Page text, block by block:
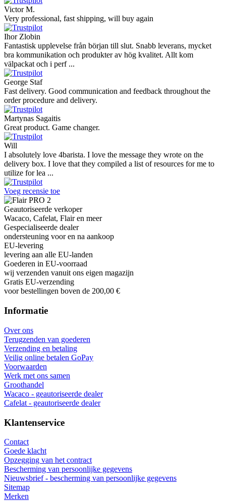
Victor M.
Very professional, fast shipping, will buy again
Ihor Zlobin
Fantastisk upplevelse från början till slut. Snabb leverans, mycket
bra kommunikation och produkter av hög kvalitet. Allt kom
välpackat och i perf ...
George Staf
Fast delivery. Good communication and feedback throughout the
order procedure and delivery.
Martynas Sagaitis
Great product. Game changer.
Will
I absolutely love 4barista. I love the message they wrote on the
delivery box. I love that they compiled a list of resources for me to
utilize for lea ...
Voeg recensie toe
Geautoriseerde verkoper
Wacaco, Cafelat, Flair en meer
Gespecialiseerde dealer
ondersteuning voor en na aankoop
EU-levering
levering aan alle EU-landen
Goederen in EU-voorraad
wij verzenden vanuit ons eigen magazijn
Gratis EU-verzending
voor bestellingen boven de 200,00 €
Informatie
Over ons
Terugzenden van goederen
Verzending en betaling
Veilig online betalen GoPay
Voorwaarden
Werk met ons samen
Groothandel
Wacaco - geautoriseerde dealer
Cafelat - geautoriseerde dealer
Klantenservice
Contact
Goede klacht
Opzegging van het contract
Bescherming van persoonlijke gegevens
Nieuwsbrief - bescherming van persoonlijke gegevens
Sitemap
Merken